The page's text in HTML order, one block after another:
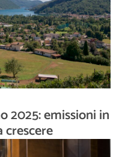
2025: emissioni in
crescere